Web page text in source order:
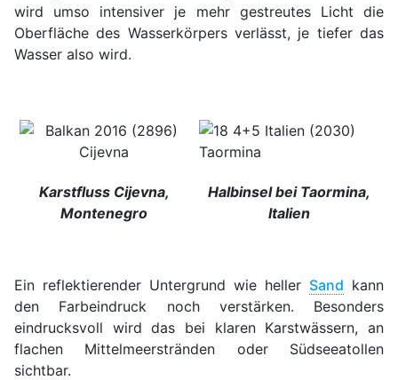
wird umso intensiver je mehr gestreutes Licht die
Oberfläche des Wasserkörpers verlässt, je tiefer das
Wasser also wird.
Karstfluss Cijevna,
Montenegro
Halbinsel bei Taormina,
Italien
Ein reflektierender Untergrund wie heller Sand kann
den Farbeindruck noch verstärken. Besonders
eindrucksvoll wird das bei klaren Karstwässern, an
flachen Mittelmeerstränden oder Südseeatollen
sichtbar.